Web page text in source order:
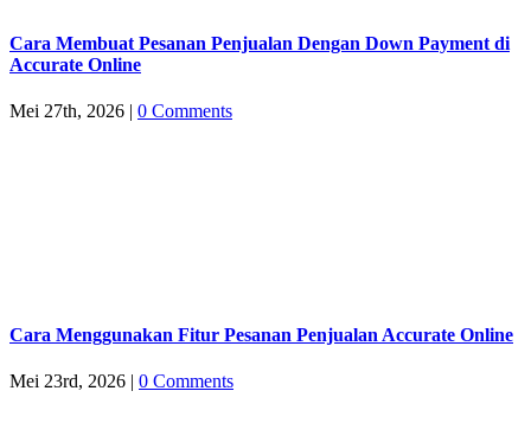
Cara Membuat Pesanan Penjualan Dengan Down Payment di
Accurate Online
Mei 27th, 2026 | 0 Comments
Cara Menggunakan Fitur Pesanan Penjualan Accurate Online
Mei 23rd, 2026 | 0 Comments